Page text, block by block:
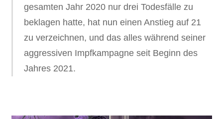
gesamten Jahr 2020 nur drei Todesfälle zu
beklagen hatte, hat nun einen Anstieg auf 21
zu verzeichnen, und das alles während seiner
aggressiven Impfkampagne seit Beginn des
Jahres 2021.